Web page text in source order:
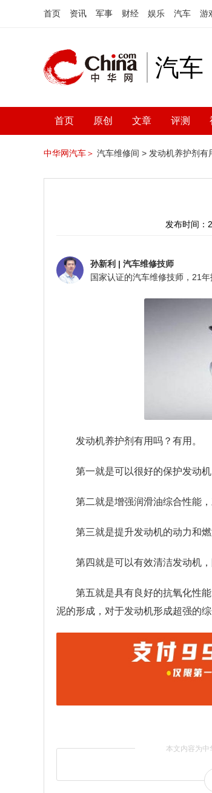
首页 资讯 军事 财经 娱乐 汽车 游
汽车
首页 原创 文章 评测
中华网汽车＞ 汽车维修间 > 发动机养护剂有
发布时间：
孙新利 | 汽车维修技师
发动机养护剂有用吗？ 有用。
第一就是可以很好的保护发动
第二就是增强润滑油综合性能
第三就是提升发动机的动力和
第四就是可以有效清洁发动机
第五就是具有良好的抗氧化性
泥的形成，对于发动机形成超强的综
本文内容为中